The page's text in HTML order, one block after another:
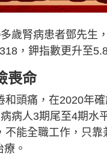
歲腎病患者鄧先生
，鉀指數更升至
喪命
頭痛，在2020年
病人3期尾至4期水
能全職工作，只
。